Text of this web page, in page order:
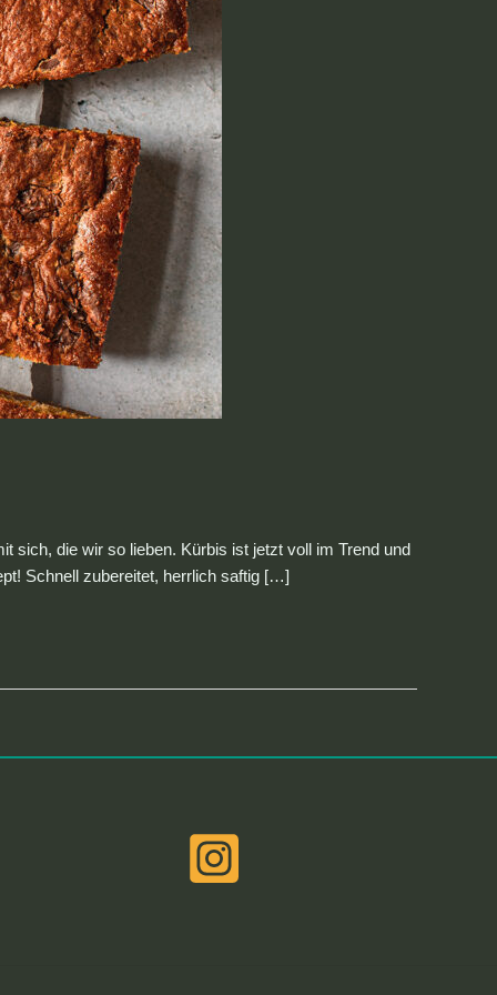
sich, die wir so lieben. Kürbis ist jetzt voll im Trend und
Schnell zubereitet, herrlich saftig […]